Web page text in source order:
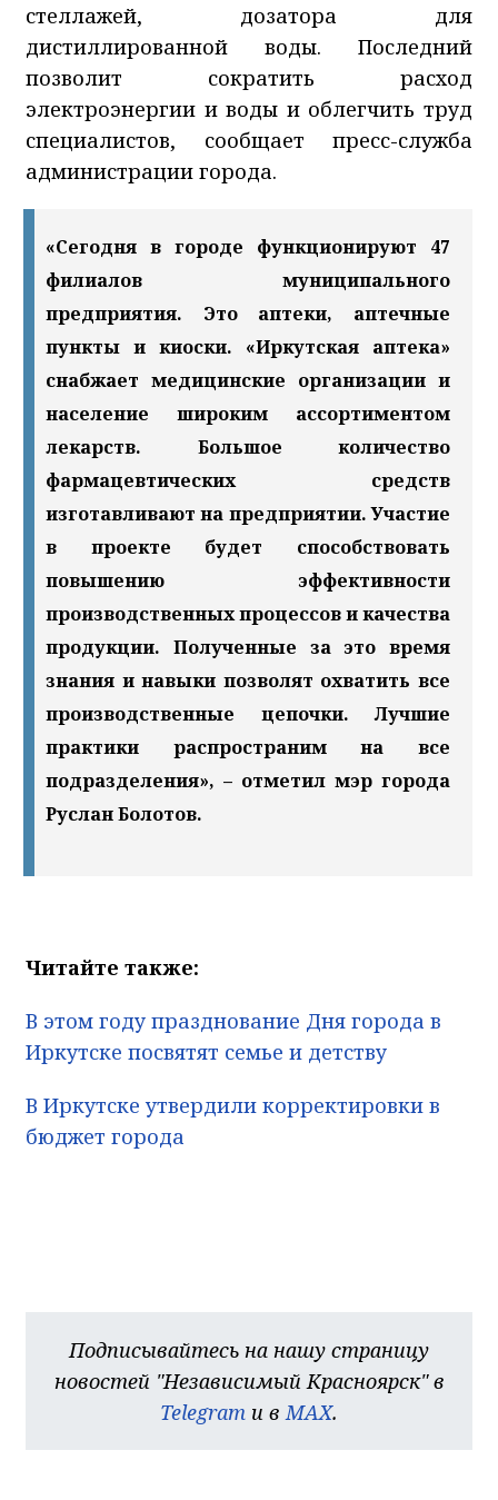
стеллажей, дозатора для
дистиллированной воды. Последний
позволит сократить расход
электроэнергии и воды и облегчить труд
специалистов, сообщает пресс-служба
администрации города.
«Сегодня в городе функционируют 47
филиалов муниципального
предприятия. Это аптеки, аптечные
пункты и киоски. «Иркутская аптека»
снабжает медицинские организации и
население широким ассортиментом
лекарств. Большое количество
фармацевтических средств
изготавливают на предприятии. Участие
в проекте будет способствовать
повышению эффективности
производственных процессов и качества
продукции. Полученные за это время
знания и навыки позволят охватить все
производственные цепочки. Лучшие
практики распространим на все
подразделения», – отметил мэр города
Руслан Болотов.
Читайте также:
В этом году празднование Дня города в
Иркутске посвятят семье и детству
В Иркутске утвердили корректировки в
бюджет города
Подписывайтесь на нашу страницу
новостей "Независимый Красноярск" в
Telegram и вMAX.